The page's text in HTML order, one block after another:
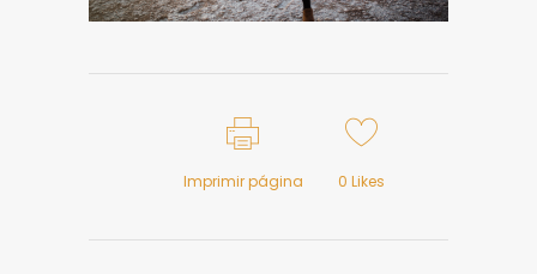
Imprimir página 0 Likes